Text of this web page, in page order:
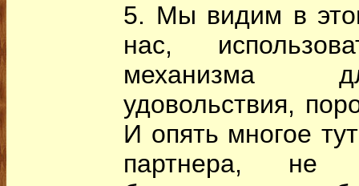
5. Мы видим в
нас,
механизма
удовольствия,
И опять многое
партнера, не